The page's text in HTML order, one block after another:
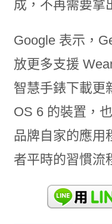
成，不再需要拿
Google 表示，
放更多支援
智慧手錶下載更
OS 6 的裝置，
品牌自家的應用
者平時的習慣流